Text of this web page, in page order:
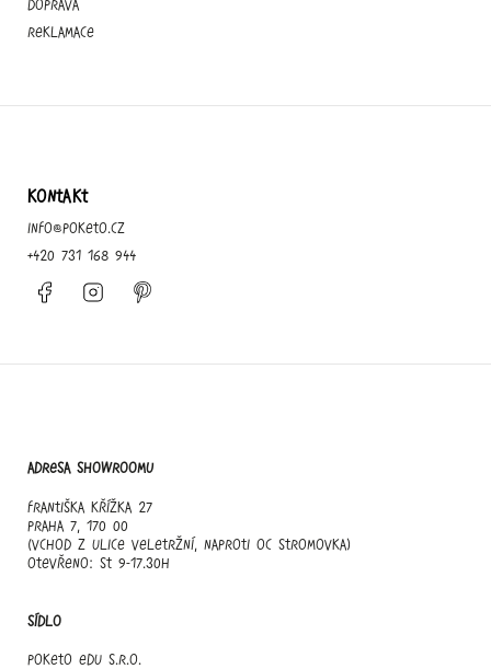
Doprava
Reklamace
KONTAKT
info@poketo.cz
+420 731 168 944
Facebook Instagram
Adresa showroomu
Františka Křížka 27
Praha 7, 170 00
(vchod z ulice Veletržní, naproti OC Stromovka)
otevřeno: st 9-17.30h
Sídlo
Poketo edu s.r.o.